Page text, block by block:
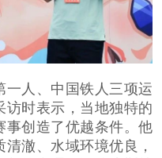
一人、中国铁人三项运
访时表示，当地独特的
事创造了优越条件。他
澈、水域环境优良，